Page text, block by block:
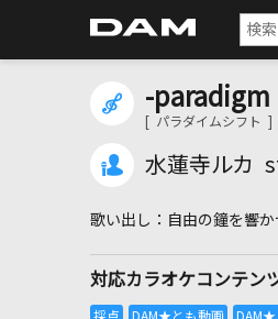
-
[ パラダイムシフト ]
水蓮寺ルカ
自由の鐘を響
対応カラオケコンテン